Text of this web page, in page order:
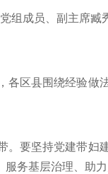
组成员、副主席
区县围绕经验
要坚持党建带妇
务基层治理、助力